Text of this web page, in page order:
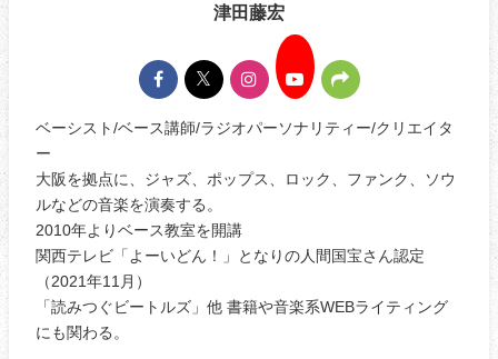
津田藤宏
ベーシスト/ベース講師/ラジオパーソナリティー/クリエイタ
ー
大阪を拠点に、ジャズ、ポップス、ロック、ファンク、ソウ
ルなどの音楽を演奏する。
2010年よりベース教室を開講
関西テレビ「よーいどん！」となりの人間国宝さん認定
（2021年11月）
「読みつぐビートルズ」他 書籍や音楽系WEBライティング
にも関わる。